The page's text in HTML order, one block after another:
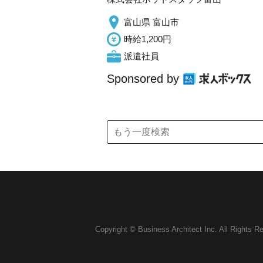
富山県 富山市
時給1,200円
派遣社員
Sponsored by
Copyright © Business Architect Inc. All Rights